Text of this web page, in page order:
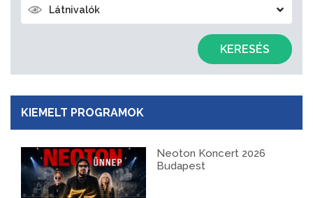
Látnivalók
KERESÉS
KIEMELT PROGRAMOK
Neoton Koncert 2026
Budapest